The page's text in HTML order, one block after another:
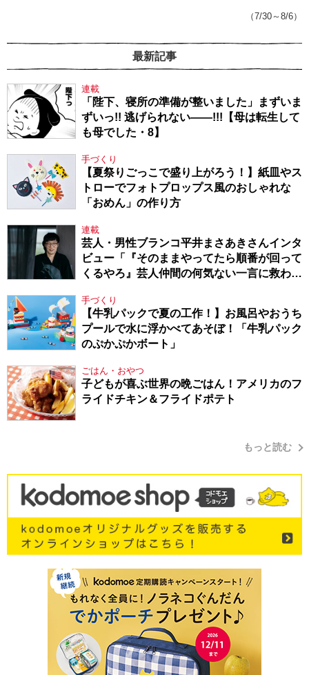
（7/30～8/6）
最新記事
連載
「陛下、寝所の準備が整いました」まずいま
ずいっ!! 逃げられない――!!!【母は転生して
も母でした・8】
手づくり
【夏祭りごっこで盛り上がろう！】紙皿やス
トローでフォトプロップス風のおしゃれな
「おめん」の作り方
連載
芸人・男性ブランコ平井まさあきさんインタ
ビュー「『そのままやってたら順番が回って
くるやろ』芸人仲間の何気ない一言に救われ
手づくり
【牛乳パックで夏の工作！】お風呂やおうち
プールで水に浮かべてあそぼ！「牛乳パック
のぷかぷかボート」
ごはん・おやつ
子どもが喜ぶ世界の晩ごはん！アメリカのフ
ライドチキン＆フライドポテト
もっと読む